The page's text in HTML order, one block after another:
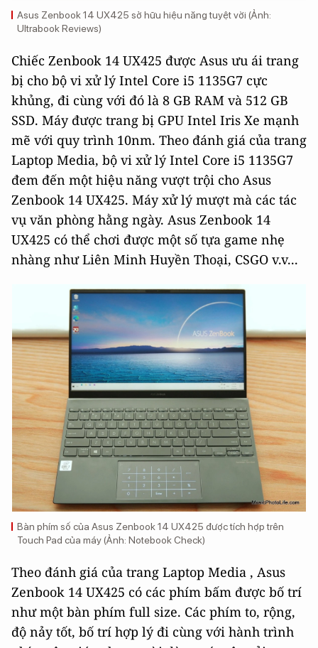
Asus Zenbook 14 UX425 sở hữu hiệu năng tuyệt vời (Ảnh:
Ultrabook Reviews)
Chiếc Zenbook 14 UX425 được Asus ưu ái trang
bị cho bộ vi xử lý Intel Core i5 1135G7 cực
khủng, đi cùng với đó là 8 GB RAM và 512 GB
SSD. Máy được trang bị GPU Intel Iris Xe mạnh
mẽ với quy trình 10nm. Theo đánh giá của trang
Laptop Media, bộ vi xử lý Intel Core i5 1135G7
đem đến một hiệu năng vượt trội cho Asus
Zenbook 14 UX425. Máy xử lý mượt mà các tác
vụ văn phòng hằng ngày. Asus Zenbook 14
UX425 có thể chơi được một số tựa game nhẹ
nhàng như Liên Minh Huyền Thoại, CSGO v.v...
Bàn phím số của Asus Zenbook 14 UX425 được tích hợp trên
Touch Pad của máy (Ảnh: Notebook Check)
Theo đánh giá của trang Laptop Media , Asus
Zenbook 14 UX425 có các phím bấm được bố trí
như một bàn phím full size. Các phím to, rộng,
độ nảy tốt, bố trí hợp lý đi cùng với hành trình